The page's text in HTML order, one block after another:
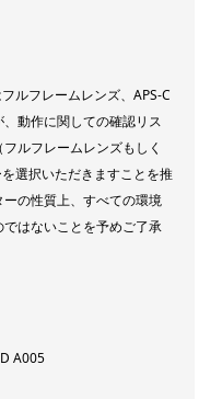
ルフレームレンズ、APS-C
動作に関しての確認リス
ルフレームレンズもしく
選択いただきますことを推
の性質上、すべての環境
はないことを予めご了承
A005